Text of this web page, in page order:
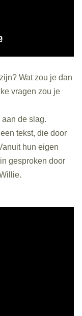
Wat zou je dan
vragen zou je
de slag.
tekst, die door
hun eigen
gesproken door